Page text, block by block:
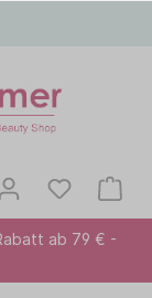
ab 79 € -